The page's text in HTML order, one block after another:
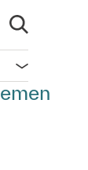
öffnen
Suche öffnen
Navigation